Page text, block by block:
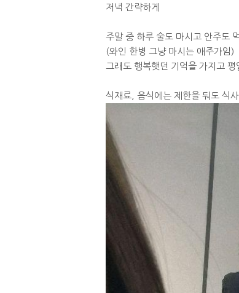
저녁 간략하게
주말 중 하루 술도 마시고 안주도
(와인 한병 그냥 마시는 애주가임)
그래도 행복햇던 기억을 가지고 평
식재료, 음식에는 제한을 둬도 식